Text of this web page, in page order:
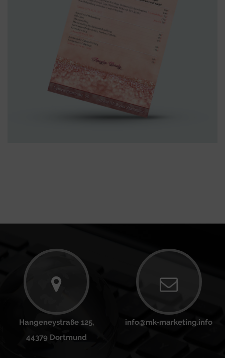
Hangeneystraße 125,
44379 Dortmund
info@mk-marketing.info